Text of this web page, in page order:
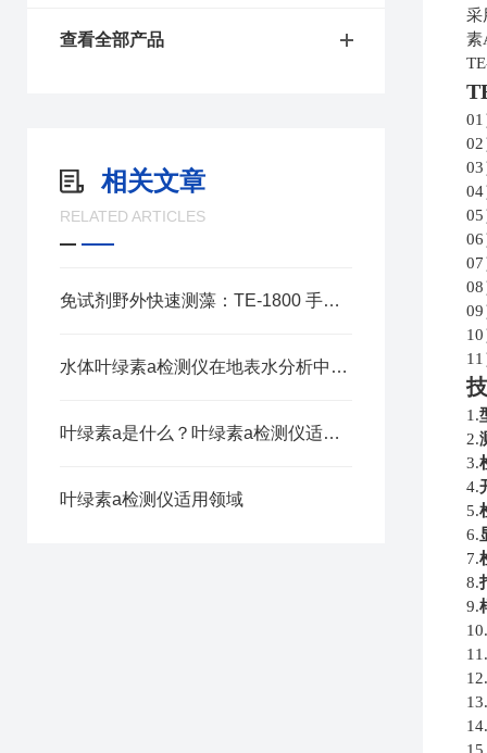
查看全部产品
相关文章
RELATED ARTICLES
免试剂野外快速测藻：TE-1800 手持式检测仪助力水源地水华预警
水体叶绿素a检测仪在地表水分析中的应用
叶绿素a是什么？叶绿素a检测仪适用那些领域？
叶绿素a检测仪适用领域
采
素
1.
2.
3.
4.
5.
6.
7.
8.
9.
10.
11.
12.
13.
14.